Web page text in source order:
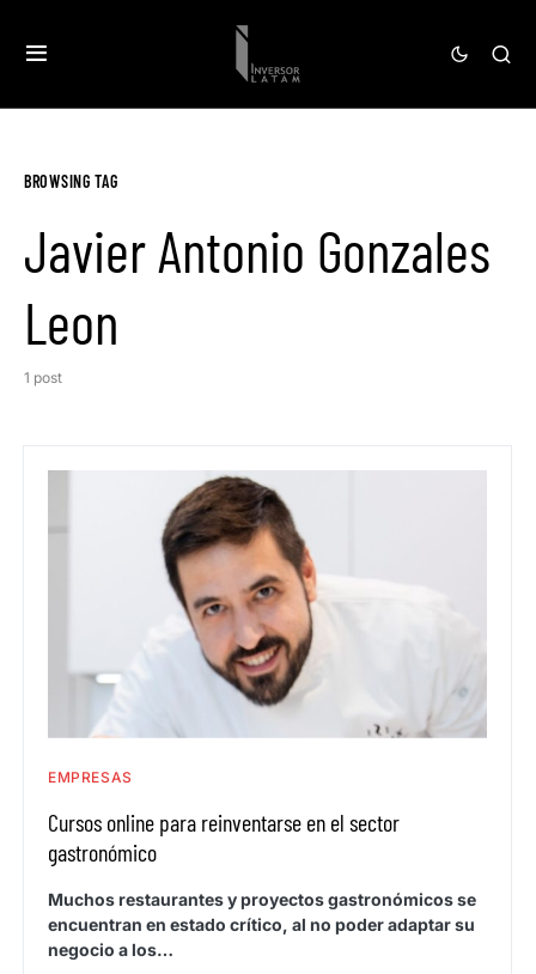
BROWSING TAG
Javier Antonio Gonzales
Leon
1 post
EMPRESAS
Cursos online para reinventarse en el sector
gastronómico
Muchos restaurantes y proyectos gastronómicos se
encuentran en estado crítico, al no poder adaptar su
negocio a los…